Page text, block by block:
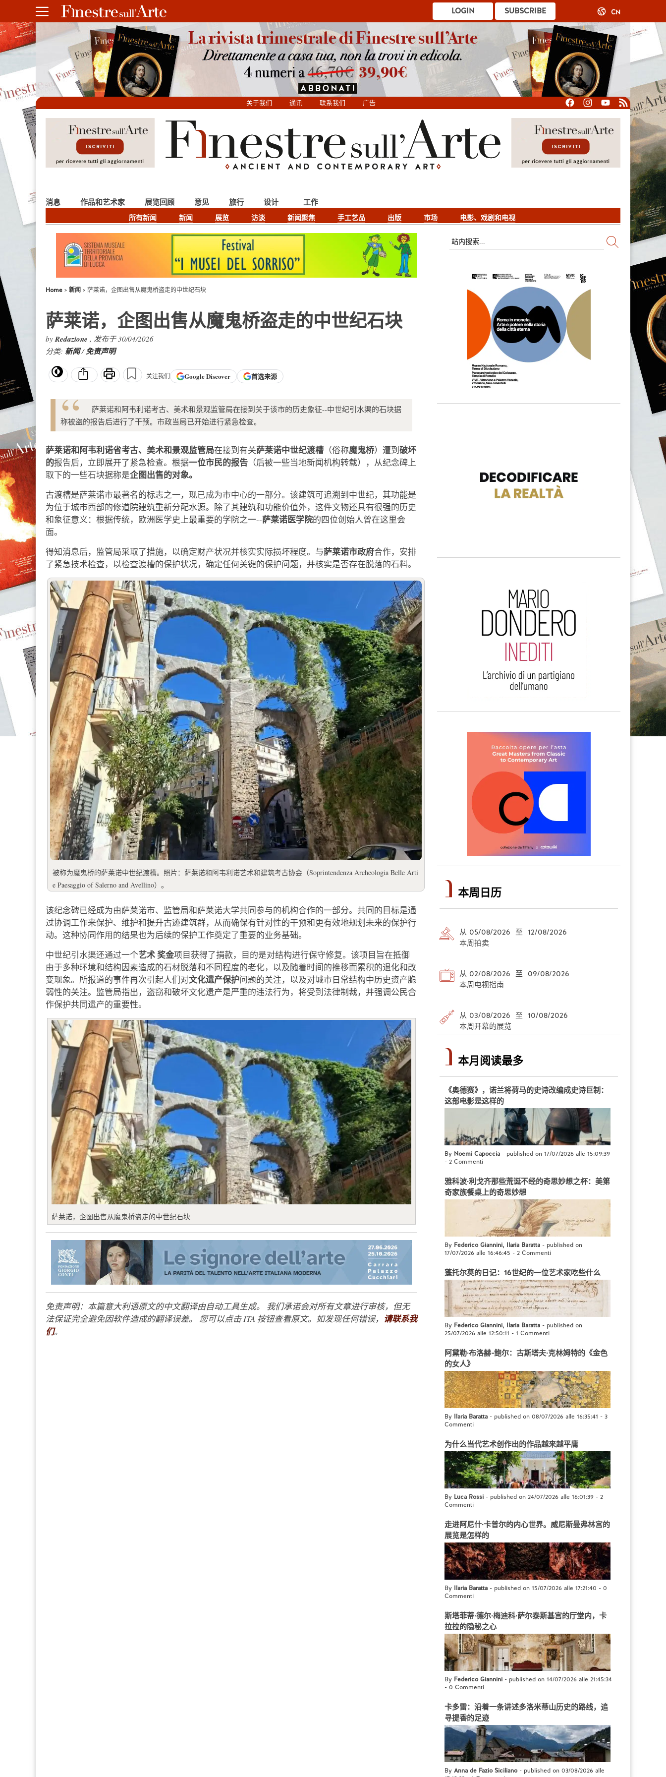
SUBSCRIBE
LOGIN CN
关于我们 通讯 联系我们 广告
消息
所有新闻 新闻 展览 访谈 新闻聚焦 手工艺品 出版 市场 电影、戏剧和电视
作品和艺术家 展览回顾 意见 旅行 设计 工作
Home 新闻 萨莱诺，企图出售从魔鬼桥盗走的中世纪石块
萨莱诺，企图出售从魔鬼桥盗走的中世纪石块
byRedazione , 发布于 30/04/2026
分类: 新闻/免责声明
关注我们 GoogleDiscover 首选来源
萨莱诺和阿韦利诺考古、美术和景观监管局在接到关于该市的历史象征--中世纪引水渠的石块据
称被盗的报告后进行了干预。市政当局已开始进行紧急检查。
萨莱诺和阿韦利诺省考古、美术和景观监管局在接到有关萨莱诺中世纪渡槽 （俗称魔鬼桥）遭到破坏
的报告后，立即展开了紧急检查。根据一位市民的报告 （后被一些当地新闻机构转载），从纪念碑上
取下的一些石块据称是企图出售的对象。
古渡槽是萨莱诺市最著名的标志之一，现已成为市中心的一部分。该建筑可追溯到中世纪，其功能是
为位于城市西部的修道院建筑重新分配水源。除了其建筑和功能价值外，这件文物还具有很强的历史
和象征意义：根据传统，欧洲医学史上最重要的学院之一--萨莱诺医学院的四位创始人曾在这里会
面。
得知消息后，监管局采取了措施，以确定财产状况并核实实际损坏程度。与萨莱诺市政府合作，安排
了紧急技术检查，以检查渡槽的保护状况，确定任何关键的保护问题，并核实是否存在脱落的石料。
被称为魔鬼桥的萨莱诺中世纪渡槽。照片：萨莱诺和阿韦利诺艺术和建筑考古协会（Soprintendenza Archeologia Belle Arti
e Paesaggio of Salerno and Avellino）。
该纪念碑已经成为由萨莱诺市、监管局和萨莱诺大学共同参与的机构合作的一部分。共同的目标是通
过协调工作来保护、维护和提升古迹建筑群，从而确保有针对性的干预和更有效地规划未来的保护行
动。这种协同作用的结果也为后续的保护工作奠定了重要的业务基础。
中世纪引水渠还通过一个艺术奖金项目获得了捐款，目的是对结构进行保守修复。该项目旨在抵御
由于多种环境和结构因素造成的石材脱落和不同程度的老化，以及随着时间的推移而累积的退化和改
变现象。所报道的事件再次引起人们对文化遗产保护问题的关注，以及对城市日常结构中历史资产脆
弱性的关注。监管局指出，盗窃和破坏文化遗产是严重的违法行为，将受到法律制裁，并强调公民合
作保护共同遗产的重要性。
萨莱诺，企图出售从魔鬼桥盗走的中世纪石块
免责声明：本篇意大利语原文的中文翻译由自动工具生成。 我们承诺会对所有文章进行审核，但无
法保证完全避免因软件造成的翻译误差。 您可以点击 ITA 按钮查看原文。如发现任何错误， 请联系我
们。
本周日历
从 05/08/2026 至 12/08/2026
本周拍卖
从 02/08/2026 至 09/08/2026
本周电视指南
从 03/08/2026 至 10/08/2026
本周开幕的展览
本月阅读最多
《奥德赛》，诺兰将荷马的史诗改编成史诗巨制：
这部电影是这样的
By Noemi Capoccia - published on 17/07/2026 alle 15:09:39
- 2 Commenti
雅科波·利戈齐那些荒诞不经的奇思妙想之杯：美第
奇家族餐桌上的奇思妙想
By Federico Giannini, Ilaria Baratta - published on
17/07/2026 alle 16:46:45 - 2 Commenti
蓬托尔莫的日记：16世纪的一位艺术家吃些什么
By Federico Giannini, Ilaria Baratta - published on
25/07/2026 alle 12:50:11 - 1 Commenti
阿黛勒·布洛赫-鲍尔：古斯塔夫·克林姆特的《金色
的女人》
By Ilaria Baratta - published on 08/07/2026 alle 16:35:41 - 3
Commenti
为什么当代艺术创作出的作品越来越平庸
By Luca Rossi - published on 24/07/2026 alle 16:01:39 - 2
Commenti
走进阿尼什·卡普尔的内心世界。威尼斯曼弗林宫的
展览是怎样的
By Ilaria Baratta - published on 15/07/2026 alle 17:21:40 - 0
Commenti
斯塔菲蒂·德尔·梅迪科·萨尔泰斯基宫的厅堂内，卡
拉拉的隐秘之心
By Federico Giannini - published on 14/07/2026 alle 21:45:34
- 0 Commenti
卡多雷：沿着一条讲述多洛米蒂山历史的路线，追
寻提香的足迹
By Anna de Fazio Siciliano- published on 03/08/2026 alle